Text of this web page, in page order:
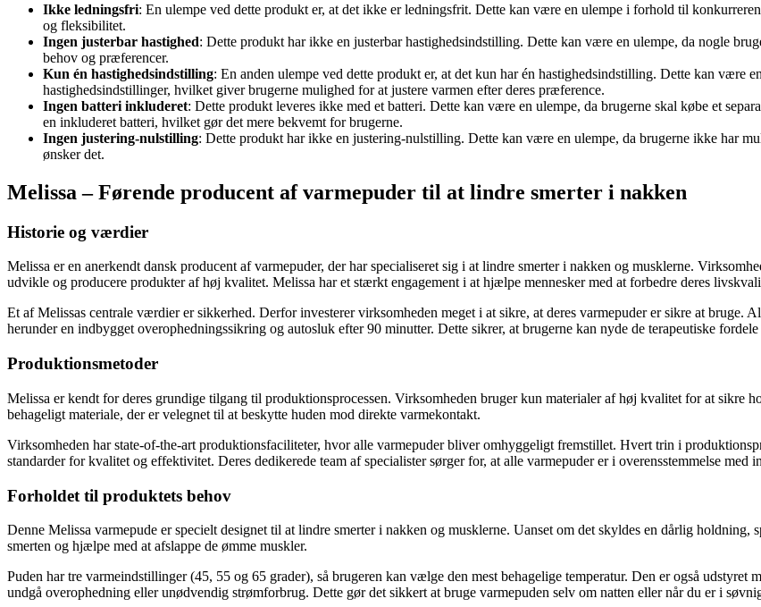
Ikke ledningsfri: En ulempe ved dette produkt er, at det ikke er ledningsfrit. Dette kan være en ulempe i forhold til
og fleksibilitet.
Ingen justerbar hastighed: Dette produkt har ikke en justerbar hastighedsindstilling. Dette kan være en ulempe, da nogle
behov og præferencer.
Kun én hastighedsindstilling: En anden ulempe ved dette produkt er, at det kun har én hastighedsindstilling. Dette kan være
hastighedsindstillinger, hvilket giver brugerne mulighed for at justere varmen efter deres præference.
Ingen batteri inkluderet: Dette produkt leveres ikke med et batteri. Dette kan være en ulempe, da brugerne skal købe et
en inkluderet batteri, hvilket gør det mere bekvemt for brugerne.
Ingen justering-nulstilling: Dette produkt har ikke en justering-nulstilling. Dette kan være en ulempe, da brugerne ikke har
ønsker det.
Melissa – Førende producent af varmepuder til at lindre smerter i nakken
Historie og værdier
Melissa er en anerkendt dansk producent af varmepuder, der har specialiseret sig i at lindre smerter i nakken og musklerne.
udvikle og producere produkter af høj kvalitet. Melissa har et stærkt engagement i at hjælpe mennesker med at forbedre deres
Et af Melissas centrale værdier er sikkerhed. Derfor investerer virksomheden meget i at sikre, at deres varmepuder er sikre at bruge.
herunder en indbygget overophedningssikring og autosluk efter 90 minutter. Dette sikrer, at brugerne kan nyde de terapeutiske
Produktionsmetoder
Melissa er kendt for deres grundige tilgang til produktionsprocessen. Virksomheden bruger kun materialer af høj kvalitet for at sikre
behageligt materiale, der er velegnet til at beskytte huden mod direkte varmekontakt.
Virksomheden har state-of-the-art produktionsfaciliteter, hvor alle varmepuder bliver omhyggeligt fremstillet. Hvert trin i
standarder for kvalitet og effektivitet. Deres dedikerede team af specialister sørger for, at alle varmepuder er i overensstemmelse med
Forholdet til produktets behov
Denne Melissa varmepude er specielt designet til at lindre smerter i nakken og musklerne. Uanset om det skyldes en dårlig
smerten og hjælpe med at afslappe de ømme muskler.
Puden har tre varmeindstillinger (45, 55 og 65 grader), så brugeren kan vælge den mest behagelige temperatur. Den er også
undgå overophedning eller unødvendig strømforbrug. Dette gør det sikkert at bruge varmepuden selv om natten eller når du er i